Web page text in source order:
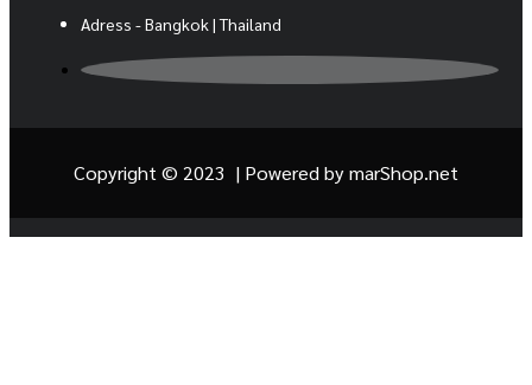
Adress - Bangkok | Thailand
Copyright © 2023 | Powered bymarShop.net